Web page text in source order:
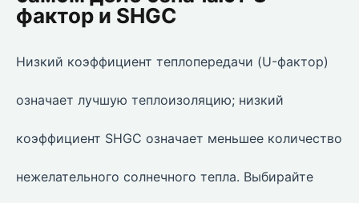
фактор и SHGC
Низкий коэффициент теплопередачи (U-фактор)
означает лучшую теплоизоляцию; низкий
коэффициент SHGC означает меньшее количество
нежелательного солнечного тепла. Выбирайте